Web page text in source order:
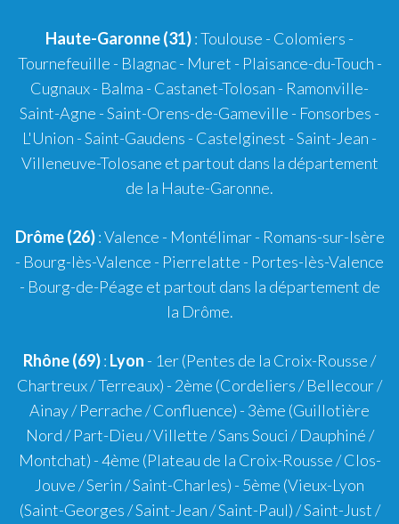
Haute-Garonne (31):Toulouse - Colomiers -
Tournefeuille - Blagnac- Muret - Plaisance-du-Touch -
Cugnaux- Balma - Castanet-Tolosan - Ramonville-
Saint-Agne - Saint-Orens-de-Gameville - Fonsorbes -
L'Union - Saint-Gaudens - Castelginest - Saint-Jean -
Villeneuve-Tolosane et partout dans la département
de la Haute-Garonne.
Drôme (26):Valence - Montélimar- Romans-sur-Isère
- Bourg-lès-Valence - Pierrelatte - Portes-lès-Valence
- Bourg-de-Péage et partout dans la département de
la Drôme.
Rhône (69): Lyon - 1er(Pentes de la Croix-Rousse /
Chartreux / Terreaux) - 2ème (Cordeliers / Bellecour /
Ainay / Perrache / Confluence) - 3ème (Guillotière
Nord / Part-Dieu / Villette / Sans Souci / Dauphiné /
Montchat) -4ème (Plateau de la Croix-Rousse / Clos-
Jouve / Serin / Saint-Charles) - 5ème (Vieux-Lyon
(Saint-Georges / Saint-Jean / Saint-Paul) / Saint-Just /